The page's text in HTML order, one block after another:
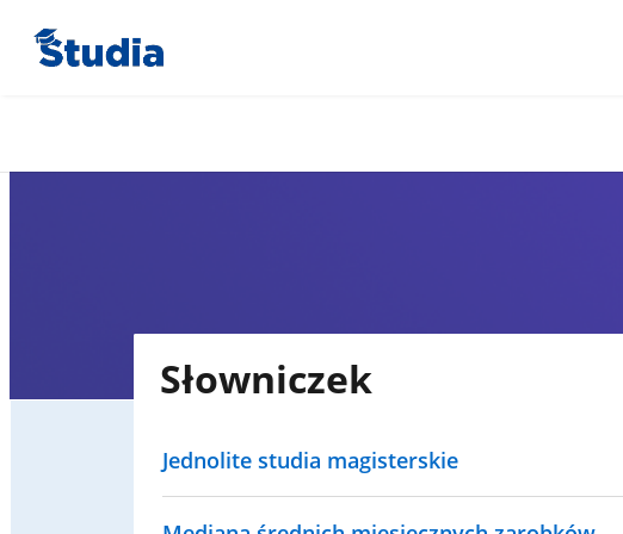
Słowniczek
Jednolite studia magisterskie